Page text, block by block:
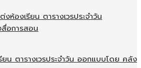
น ตารางเวรประจำวัน ออกแบบโดย คลัง